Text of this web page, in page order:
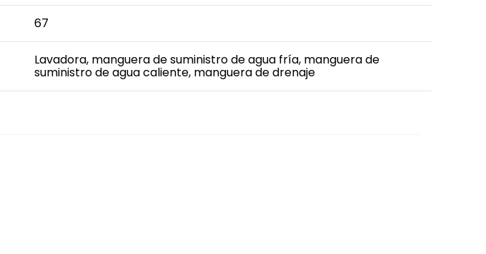
67
Lavadora, manguera de suministro de agua fría, manguera de
suministro de agua caliente, manguera de drenaje